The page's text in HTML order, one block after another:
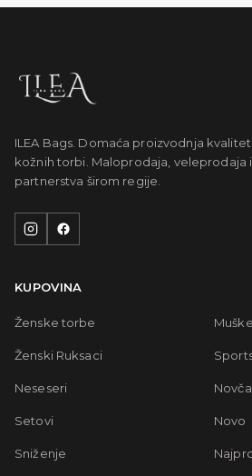
ILEA Bags. Domaća proizvodnja
kožnih torbi. Maloprodaja, veleprodaja i
partnerstva širom regije.
KUPOVINA
Ženske torbe
Ženski Ruksaci
Neseseri
Setovi Novo
Sniženje